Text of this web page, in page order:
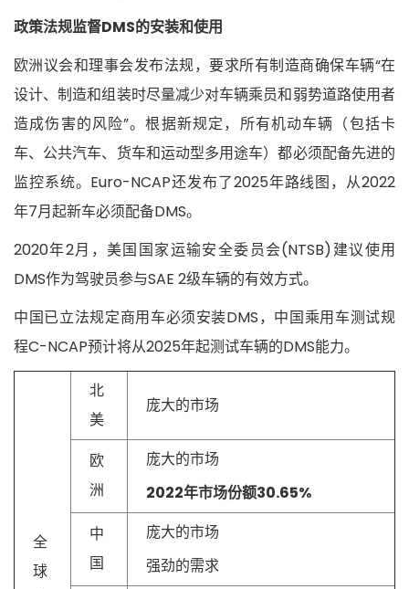
政策法规监督DMS的安装和使用
欧洲议会和理事会发布法规，要求所有制造商确保车辆“在
设计、制造和组装时尽量减少对车辆乘员和弱势道路使用者
造成伤害的风险”。根据新规定，所有机动车辆（包括卡
车、公共汽车、货车和运动型多用途车）都必须配备先进的
监控系统。Euro-NCAP还发布了2025年路线图，从2022
年7月起新车必须配备DMS。
2020年2月，美国国家运输安全委员会(NTSB)建议使用
DMS作为驾驶员参与SAE 2级车辆的有效方式。
中国已立法规定商用车必须安装DMS，中国乘用车测试规
程C-NCAP预计将从2025年起测试车辆的DMS能力。
全
球
北
美
庞大的市场
欧
洲
庞大的市场
2022年市场份额30.65%
中
国
庞大的市场
强劲的需求